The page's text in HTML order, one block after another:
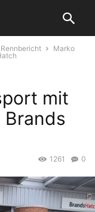
Marko
mit
Brands
0
1261